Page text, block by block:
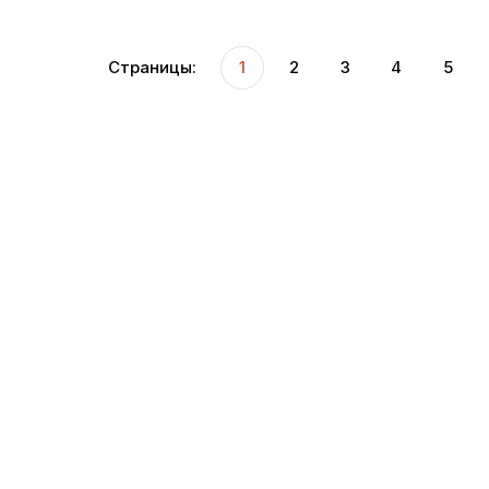
Страницы: 1 2 3 4 5